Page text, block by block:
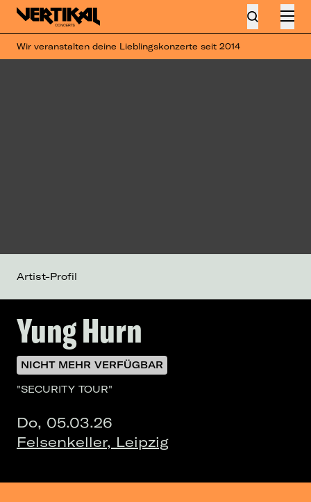
Wir veranstalten deine Lieblingskonzerte seit 2014
Yung Hurn
NICHT MEHR VERFÜGBAR
"SECURITY TOUR"
Do, 05.03.26
Felsenkeller, Leipzig
Artist-Profil